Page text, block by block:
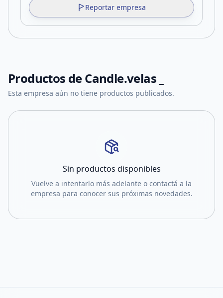
Reportar empresa
Productos deCandle.velas _
Esta empresa aún no tiene productos publicados.
Sin productos disponibles
Vuelve a intentarlo más adelante o contactá a la
empresa para conocer sus próximas novedades.